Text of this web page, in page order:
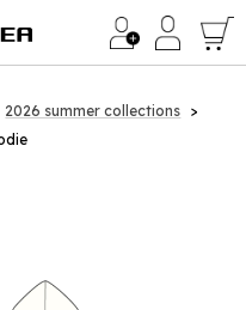
2026
2026 summer collections